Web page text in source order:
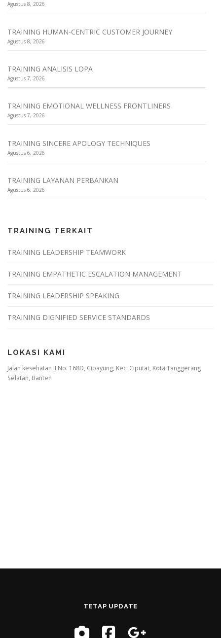
Agustus 8, 2026
TRAINING HUMAN-CENTRIC CUSTOMER JOURNEY
Agustus 8, 2026
TRAINING ANALISIS LOPA
Agustus 7, 2026
TRAINING EMOTIONAL WELLNESS FRONTLINERS
Agustus 7, 2026
TRAINING SINCERE APOLOGY TECHNIQUES
Agustus 6, 2026
TRAINING LAYANAN PERBANKAN
Agustus 6, 2026
TRAINING TERKAIT
TRAINING LEADERSHIP TEAMWORK
TRAINING EMPATHETIC ESCALATION MANAGEMENT
TRAINING LEADERSHIP SPEAKING
TRAINING DIGNIFIED SERVICE STANDARDS
LOKASI KAMI
Jalan kesehatan II No. 168D, Cipayung, Kec. Ciputat, Kota Tanggerang
Selatan, Banten
TETAP UPDATE